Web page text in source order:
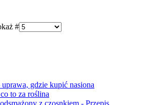
#
gdzie kupić nasiona
to za roślina
z czosnkiem - Przepis